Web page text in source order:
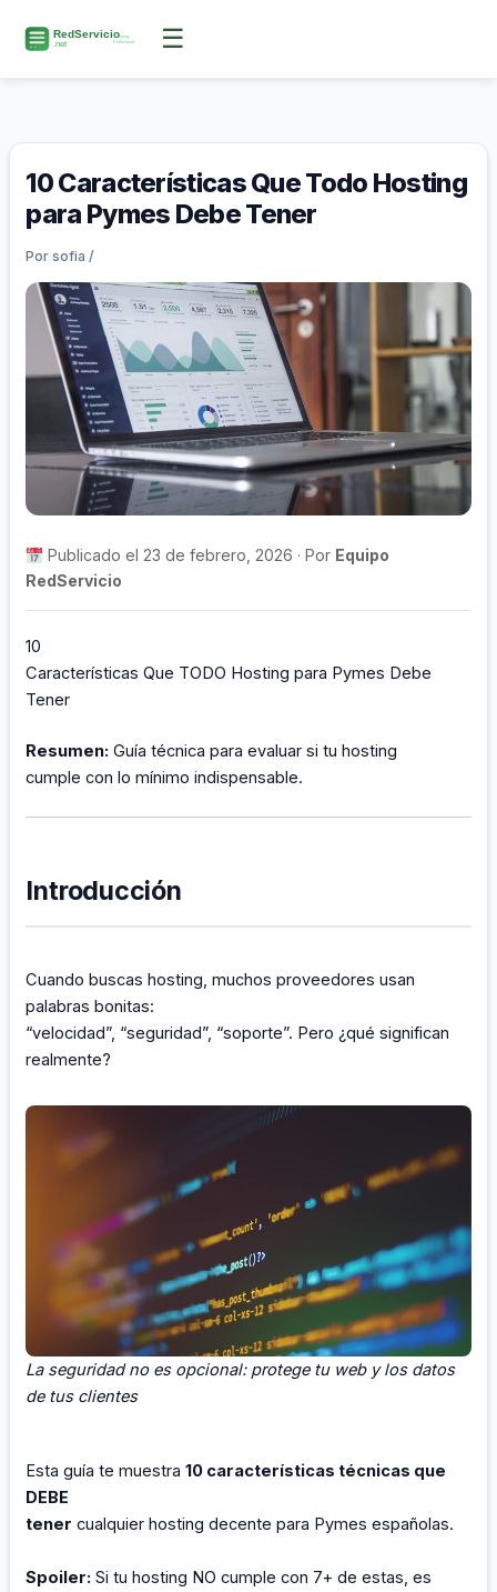
☰
10 Características Que Todo Hosting
para Pymes Debe Tener
Porsofia/
Publicado el 23 de febrero, 2026 · Por Equipo
RedServicio
10
Características Que TODO Hosting para Pymes Debe
Tener
Resumen: Guía técnica para evaluar si tu hosting
cumple con lo mínimo indispensable.
Introducción
Cuando buscas hosting, muchos proveedores usan
palabras bonitas:
“velocidad”, “seguridad”, “soporte”. Pero ¿qué significan
realmente?
La seguridad no es opcional: protege tu web y los datos
de tus clientes
Esta guía te muestra10 características técnicas que
DEBE
tener cualquier hosting decente para Pymes españolas.
Spoiler: Si tu hosting NO cumple con 7+ de estas, es